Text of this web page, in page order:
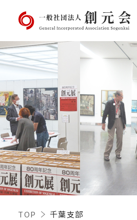
TOP 千葉支部